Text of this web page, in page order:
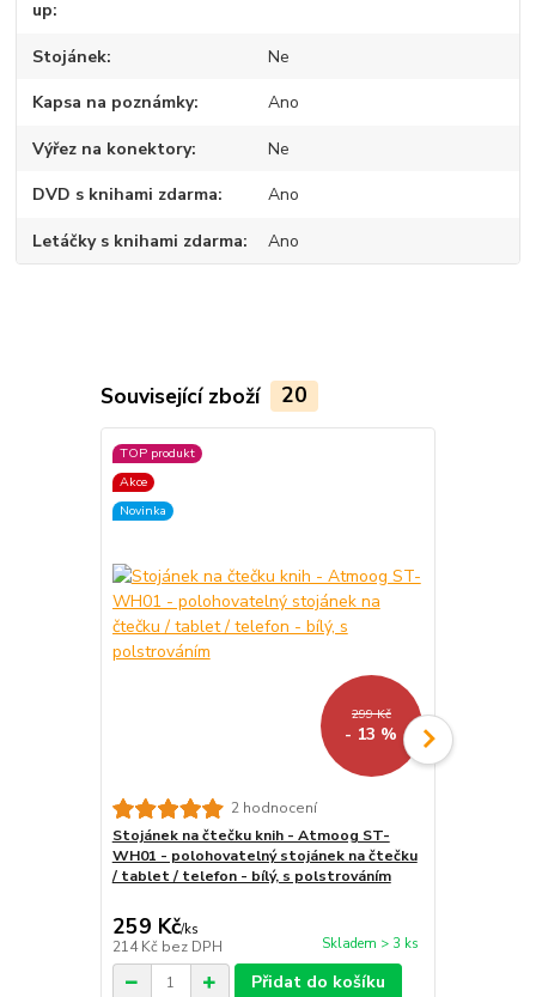
up
Stojánek Ne
Kapsa na poznámky Ano
Výřez na konektory Ne
DVD s knihami zdarma Ano
Letáčky s knihami zdarma Ano
Související zboží 20
TOP produkt
Akce
Novinka
299 Kč
- 13 %
2 hodnocení
Stojánek na čtečku knih - Atmoog ST-
WH01 - polohovatelný stojánek na čtečku
/ tablet / telefon - bílý, s polstrováním
259 Kč/ks
214 Kč bez DPH Skladem > 3 ks
Přidat do košíku